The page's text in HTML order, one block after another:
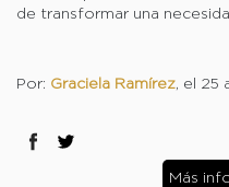
de transformar una
Por: Graciela Ramírez, el 25
Más